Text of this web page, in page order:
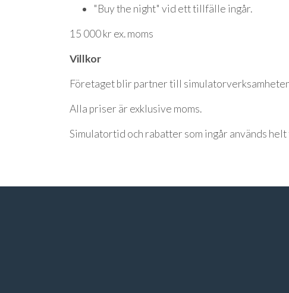
"Buy the night" vid ett tillfälle ingår.
15 000 kr ex. moms
Villkor
Företaget blir partner till
Alla priser är exklusive moms.
Simulatortid och rabatter som ingår används